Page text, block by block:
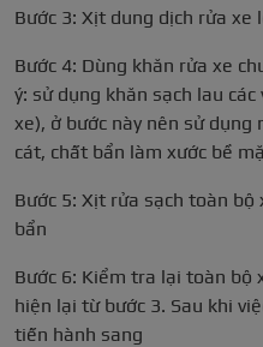
Bước 3: Xịt dung dịch rửa xe
Bước 4: Dùng khăn rửa xe
ý: sử dụng khăn sạch lau
xe), ở bước này nên sử
cát, chất bẩn làm xước bề
Bước 5: Xịt rửa sạch toàn
bẩn
Bước 6: Kiểm tra lại toàn bộ
hiện lại từ bước 3. Sau khi
tiến hành sang